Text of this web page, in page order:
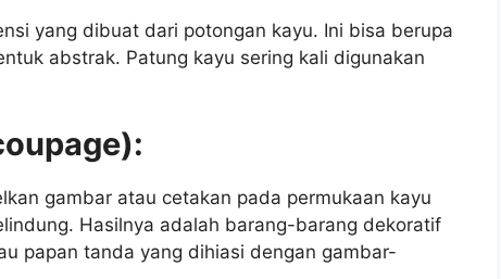
yang dibuat dari potongan kayu. Ini bisa berupa
abstrak. Patung kayu sering kali digunakan
gambar atau cetakan pada permukaan kayu
Hasilnya adalah barang-barang dekoratif
papan tanda yang dihiasi dengan gambar-